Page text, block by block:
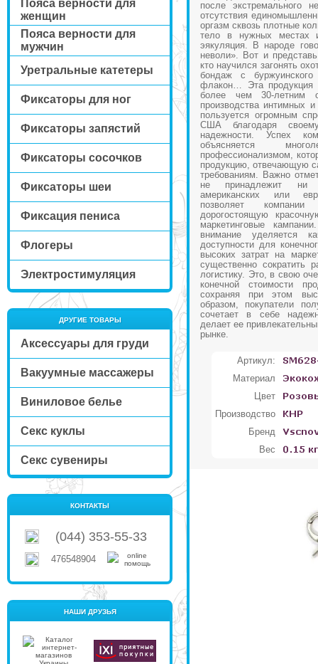
Пояса верности для
женщин
Пояса верности для
мужчин
Уретральные катетеры
Фиксаторы для ног
Фиксаторы запястий
Фиксаторы сосочков
Фиксаторы шеи
Фиксация пениса
Флогеры
Электростимуляция
ДРУГИЕ ТОВАРЫ
Аксессуары для груди
Вакуумные массажеры
Виниловое белье
Секс куклы
Секс сувениры
КОНТАКТЫ
(044) 353-55-33
476548904
НАШИ ДРУЗЬЯ
после экстремального
отсутствия
оргазм сквозь плотные
тело в нужных местах
эякуляция. В народе
неволи». Вот и
кто научился загонять
бондаж с
флакон… Эта продукция
более чем 30-летним
производства интимных
пользуется огромным
США благодаря
надежности. Успех
объясняется
профессионализмом,
продукцию, отвечающую
требованиям. Важно
не принадлежит ни
американских или
позволяет
дорогостоящую
маркетинговые
внимание уделяется
доступности для
высоких затрат на
существенно сократить
логистику. Это, в свою
конечной стоимости
сохраняя при этом
образом, покупатели
сочетает в себе
делает ее
рынке.
Артикул:
Материал
Цвет
Производство
Бренд
Вес